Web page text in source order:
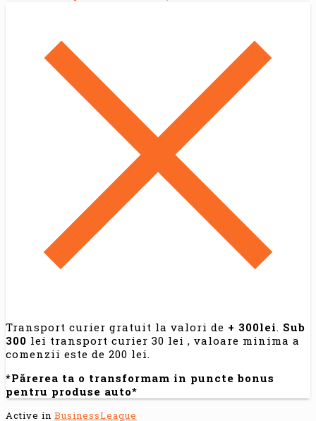
Transport curier gratuit la valori de + 300lei. Sub
300 lei transport curier 30 lei , valoare minima a
comenzii este de 200 lei.
*Părerea ta o transformam in puncte bonus
pentru produse auto*
Active in BusinessLeague